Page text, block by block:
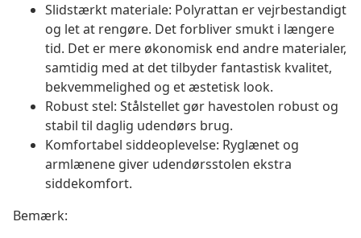
Slidstærkt materiale: Polyrattan er vejrbestandigt
og let at rengøre. Det forbliver smukt i længere
tid. Det er mere økonomisk end andre materialer,
samtidig med at det tilbyder fantastisk kvalitet,
bekvemmelighed og et æstetisk look.
Robust stel: Stålstellet gør havestolen robust og
stabil til daglig udendørs brug.
Komfortabel siddeoplevelse: Ryglænet og
armlænene giver udendørsstolen ekstra
siddekomfort.
Bemærk: